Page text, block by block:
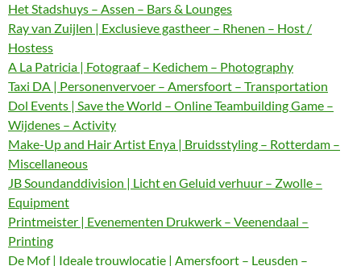
Het Stadshuys – Assen – Bars & Lounges
Ray van Zuijlen | Exclusieve gastheer – Rhenen – Host /
Hostess
A La Patricia | Fotograaf – Kedichem – Photography
Taxi DA | Personenvervoer – Amersfoort – Transportation
Dol Events | Save the World – Online Teambuilding Game –
Wijdenes – Activity
Make-Up and Hair Artist Enya | Bruidsstyling – Rotterdam –
Miscellaneous
JB Soundanddivision | Licht en Geluid verhuur – Zwolle –
Equipment
Printmeister | Evenementen Drukwerk – Veenendaal –
Printing
De Mof | Ideale trouwlocatie | Amersfoort – Leusden –